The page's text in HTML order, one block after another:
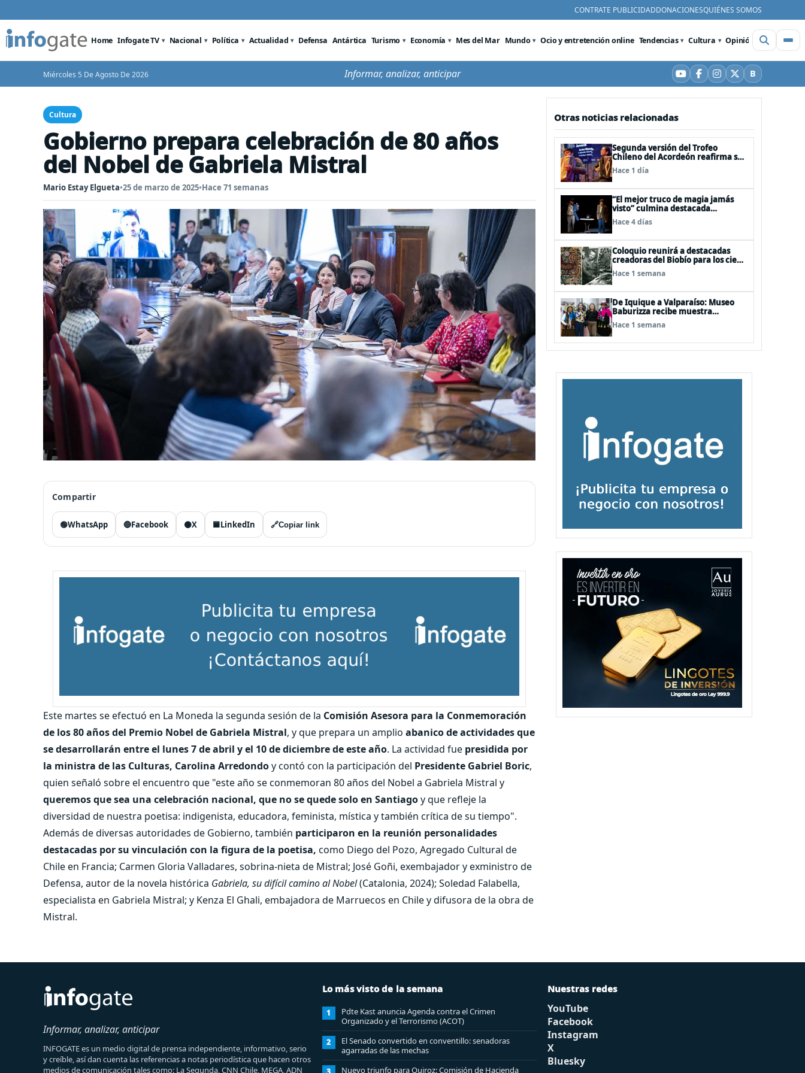
CONTRATE PUBLICIDADDONACIONESQUIÉNES SOMOS
Home Infogate TV Nacional Política Actualidad Defensa Antártica Turismo Economía Mes del Mar Mundo Ocio y entretención online Tendencias Cultura Opinión Videos
Miércoles 5 De Agosto De 2026 Informar, analizar, anticipar YouTube
Facebook
Instagram
X BBluesky
Cultura
Gobierno prepara celebración de 80 años
del Nobel de Gabriela Mistral
Mario Estay Elgueta•25 de marzo de 2025•Hace 71 semanas
Compartir
🟢WhatsApp 🔵Facebook ⚫X 🟦LinkedIn 🔗Copiar link
Este martes se efectuó en La Moneda la segunda sesión de la Comisión Asesora para la Conmemoración
de los 80 años del Premio Nobel de Gabriela Mistral, y que prepara un amplio abanico deactividades que
se desarrollarán entre el lunes 7 de abril y el 10 de diciembre de este año. La actividad fue presidida por
la ministra de las Culturas, Carolina Arredondoy contó con la participación del Presidente Gabriel Boric,
quien señaló sobre el encuentro que "este año se conmemoran 80 años del Nobel a Gabriela Mistral y
queremos que sea una celebración nacional, que no se quede solo en Santiagoy que refleje la
diversidad de nuestra poetisa: indigenista, educadora, feminista, mística y también crítica de su tiempo".
Además de diversas autoridades de Gobierno, también participaron en la reunión personalidades
destacadas por su vinculación con la figura de la poetisa, como Diego del Pozo, Agregado Cultural de
Chile en Francia; Carmen Gloria Valladares, sobrina-nieta de Mistral; José Goñi, exembajador y exministro de
Defensa, autor de la novela histórica Gabriela, su difícil camino al Nobel(Catalonia, 2024); Soledad Falabella,
especialista en Gabriela Mistral; y Kenza El Ghali, embajadora de Marruecos en Chile y difusora de la obra de
Mistral.
Otras noticias relacionadas
Segunda versión del Trofeo
Chileno del Acordeón reafirma su
apuesta por la profesionalización
del instrumento en Chile
Hace 1 día
“El mejor truco de magia jamás
visto” culmina destacada
participación en el Festival Off
Avignon 2026
Hace 4 días
Coloquio reunirá a destacadas
creadoras del Biobío para los cien
años del natalicio del artista textil
y artesano tomecino Héctor
Hace 1 semana
De Iquique a Valparaíso: Museo
Baburizza recibe muestra
multimedial "Las Cumbias que
escuchamos allá arriba"
Hace 1 semana
Informar, analizar, anticipar
INFOGATE es un medio digital de prensa independiente, informativo, serio
y creíble, así dan cuenta las referencias a notas periodística que hacen otros
medios de comunicación tales como: La Segunda, CNN Chile, MEGA, ADN
Lo más visto de la semana
1
Pdte Kast anuncia Agenda contra el Crimen
Organizado y el Terrorismo (ACOT)
2
El Senado convertido en conventillo: senadoras
agarradas de las mechas
Nuevo triunfo para Quiroz: Comisión de Hacienda
Nuestras redes
YouTube
Facebook
Instagram
X
Bluesky